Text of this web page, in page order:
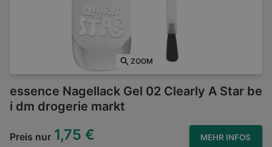
ZOOM
essence Nagellack Gel 02 Clearly A Star be
i dm drogerie markt
Preis nur 1,75 € MEHR INFOS